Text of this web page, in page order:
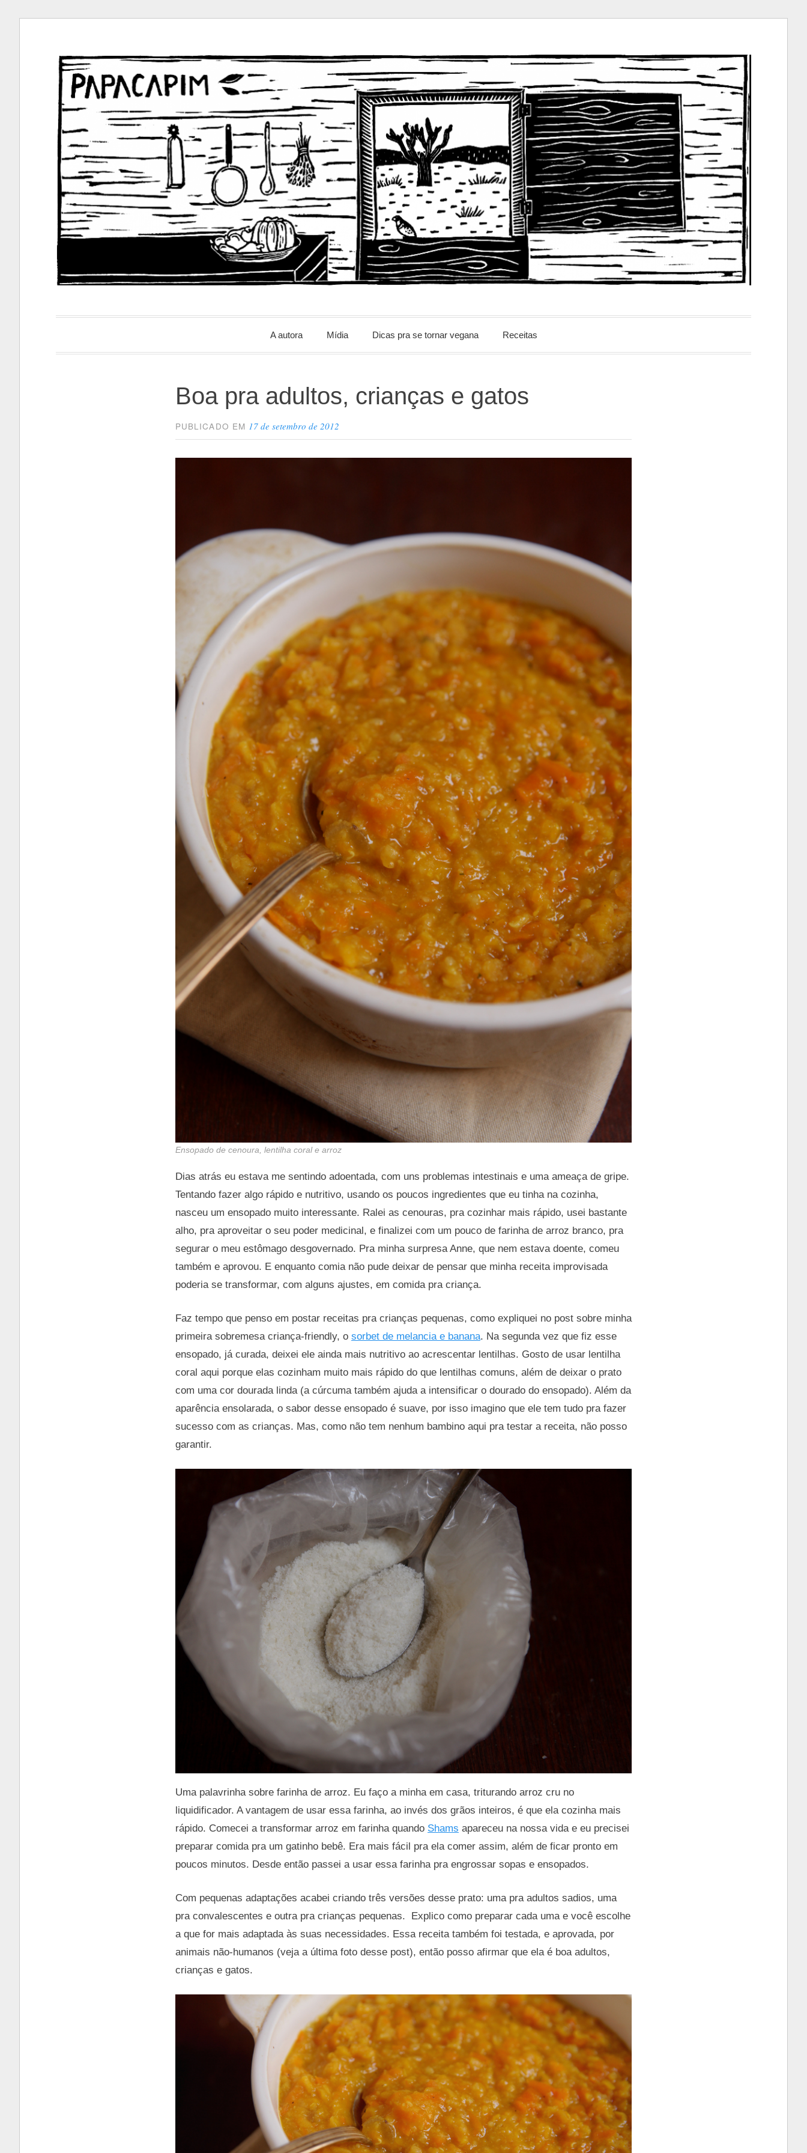
conteúdo
PapacapimA autora Mídia Dicas pra se tornar vegana Receitas
Boa pra adultos, crianças e gatos
PUBLICADO EM 17 de setembro de 2012
Ensopado de cenoura, lentilha coral e arroz
Dias atrás eu estava me sentindo adoentada, com uns problemas intestinais e uma ameaça de gripe.
Tentando fazer algo rápido e nutritivo, usando os poucos ingredientes que eu tinha na cozinha,
nasceu um ensopado muito interessante. Ralei as cenouras, pra cozinhar mais rápido, usei bastante
alho, pra aproveitar o seu poder medicinal, e finalizei com um pouco de farinha de arroz branco, pra
segurar o meu estômago desgovernado. Pra minha surpresa Anne, que nem estava doente, comeu
também e aprovou. E enquanto comia não pude deixar de pensar que minha receita improvisada
poderia se transformar, com alguns ajustes, em comida pra criança.
Faz tempo que penso em postar receitas pra crianças pequenas, como expliquei no post sobre minha
primeira sobremesa criança-friendly, o sorbet de melancia e banana. Na segunda vez que fiz esse
ensopado, já curada, deixei ele ainda mais nutritivo ao acrescentar lentilhas. Gosto de usar lentilha
coral aqui porque elas cozinham muito mais rápido do que lentilhas comuns, além de deixar o prato
com uma cor dourada linda (a cúrcuma também ajuda a intensificar o dourado do ensopado). Além da
aparência ensolarada, o sabor desse ensopado é suave, por isso imagino que ele tem tudo pra fazer
sucesso com as crianças. Mas, como não tem nenhum bambino aqui pra testar a receita, não posso
garantir.
Uma palavrinha sobre farinha de arroz. Eu faço a minha em casa, triturando arroz cru no
liquidificador. A vantagem de usar essa farinha, ao invés dos grãos inteiros, é que ela cozinha mais
rápido. Comecei a transformar arroz em farinha quando Shams apareceu na nossa vida e eu precisei
preparar comida pra um gatinho bebê. Era mais fácil pra ela comer assim, além de ficar pronto em
poucos minutos. Desde então passei a usar essa farinha pra engrossar sopas e ensopados.
Com pequenas adaptações acabei criando três versões desse prato: uma pra adultos sadios, uma
pra convalescentes e outra pra crianças pequenas. Explico como preparar cada uma e você escolhe
a que for mais adaptada às suas necessidades. Essa receita também foi testada, e aprovada, por
animais não-humanos (veja a última foto desse post), então posso afirmar que ela é boa adultos,
crianças e gatos.